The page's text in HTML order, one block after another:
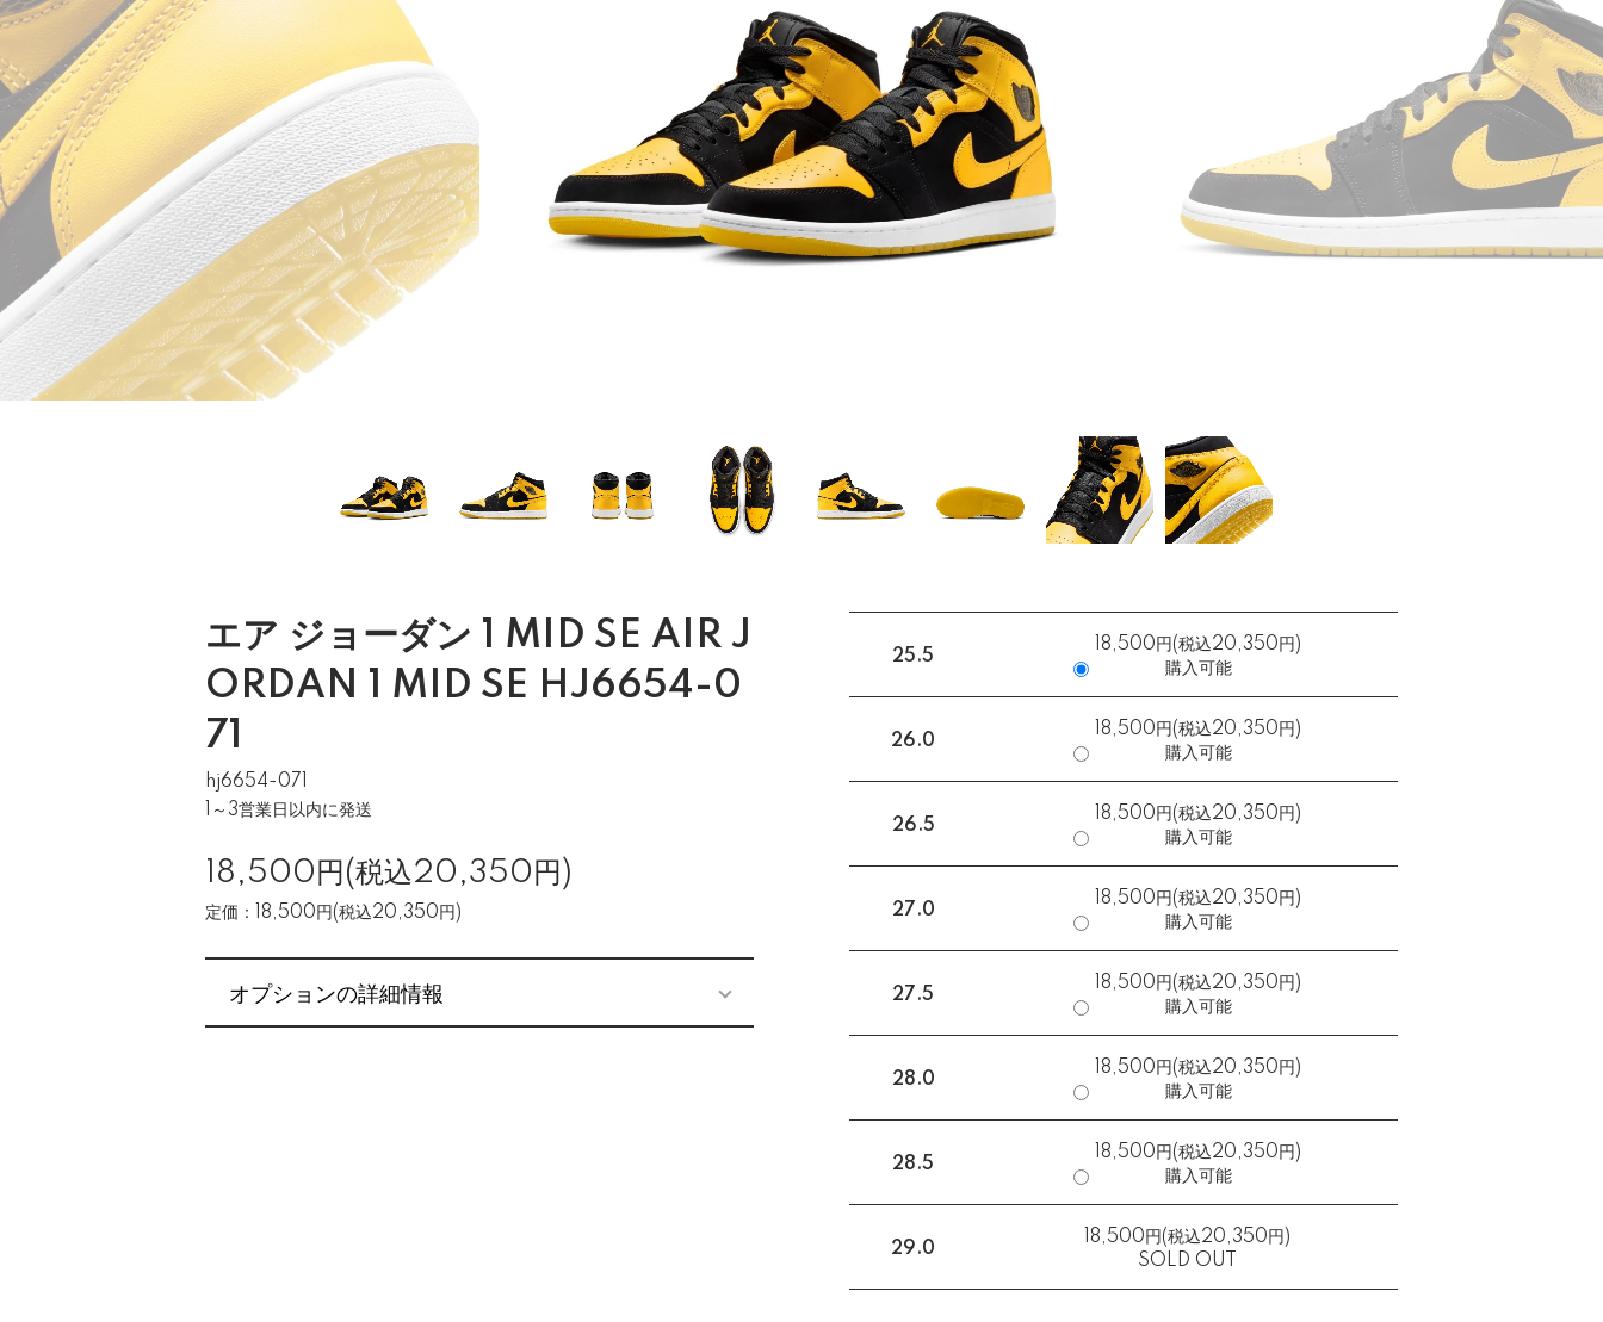
エア ジョーダン 1 MID SE AIR J
ORDAN 1 MID SE HJ6654-0
71
hj6654-071
1～3営業日以内に発送
18,500円(税込20,350円)
定価：18,500円(税込20,350円)
オプションの詳細情報
25.5
18,500円(税込20,350円)
購入可能
26.0
18,500円(税込20,350円)
購入可能
26.5
18,500円(税込20,350円)
購入可能
27.0
18,500円(税込20,350円)
購入可能
27.5
18,500円(税込20,350円)
購入可能
28.0
18,500円(税込20,350円)
購入可能
28.5
18,500円(税込20,350円)
購入可能
29.0
18,500円(税込20,350円)
SOLD OUT